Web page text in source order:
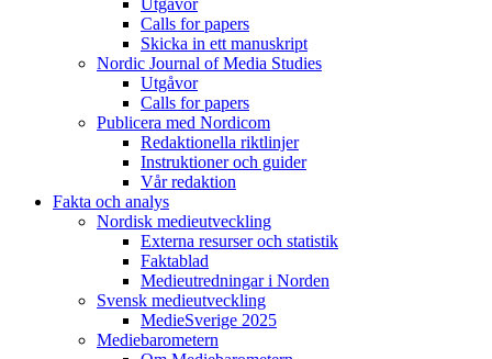
Utgåvor
Calls for papers
Skicka in ett manuskript
Nordic Journal of Media Studies
Utgåvor
Calls for papers
Publicera med Nordicom
Redaktionella riktlinjer
Instruktioner och guider
Vår redaktion
Fakta och analys
Nordisk medieutveckling
Externa resurser och statistik
Faktablad
Medieutredningar i Norden
Svensk medieutveckling
MedieSverige 2025
Mediebarometern